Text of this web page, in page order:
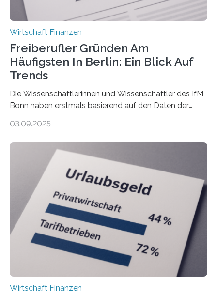
Wirtschaft Finanzen
Freiberufler Gründen Am
Häufigsten In Berlin: Ein Blick Auf
Trends
Die Wissenschaftlerinnen und Wissenschaftler des IfM
Bonn haben erstmals basierend auf den Daten der
Landkreise mit den meisten Gründungen von
ist demnach Berlin. Betrachtet man nur die Gründungen
der Freiberuflerinnen, so liegt Leipzig an der Spitze. In
Berlin starteten in 2024 die meisten Personen in eine
eigene freiberufliche Existenz, dahinter folgten die
Städte Hamburg, München und Köln. Betrachtet man
hingegen die Existenzgründungsintensität – die Anzahl
der freiberuflichen Gründungen je…
03.09.2025
Wirtschaft Finanzen